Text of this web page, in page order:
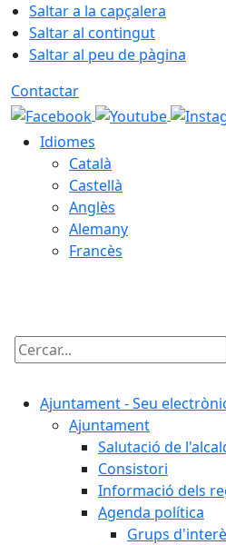
Saltar a la capçalera
Saltar al contingut
Saltar al peu de pàgina
Contactar
Idiomes
Català
Castellà
Anglès
Alemany
Francès
Cercar:
Ajuntament - Seu
Ajuntament
Salutació de
Consistori
Informació dels
Agenda política
Grups